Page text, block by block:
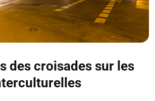
des croisades sur les